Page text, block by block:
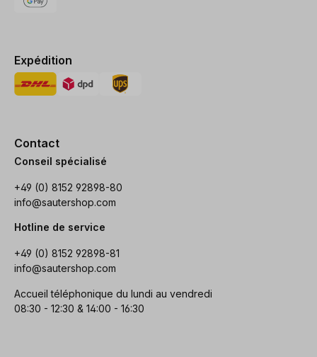
Expédition
Contact
Conseil spécialisé
+49 (0) 8152 92898-80
info@sautershop.com
Hotline de service
+49 (0) 8152 92898-81
info@sautershop.com
Accueil téléphonique du lundi au vendredi
08:30 - 12:30 & 14:00 - 16:30